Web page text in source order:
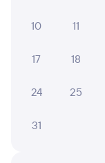
Что делать,
Как перевезти
Как получить
Что делать,
10 11
17 18
24 25
31